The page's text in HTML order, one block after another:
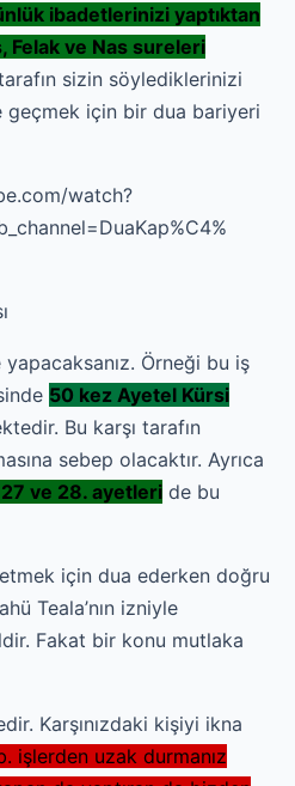
ibadetlerinizi yaptıktan
Felak ve Nas sureleri
sizin söylediklerinizi
geçmek için bir dua bariyeri
watch?
Örneği bu iş
50 kez Ayetel Kürsi
Bu karşı tarafın
sebep olacaktır. Ayrıca
ve 28. ayetleri de bu
için dua ederken doğru
Teala’nın izniyle
Fakat bir konu mutlaka
Karşınızdaki kişiyi ikna
işlerden uzak durmanız